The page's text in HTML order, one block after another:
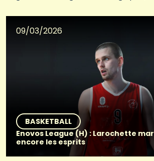
09/03/2026
BASKETBALL
Enovos League (H) : Larochette
encore les esprits